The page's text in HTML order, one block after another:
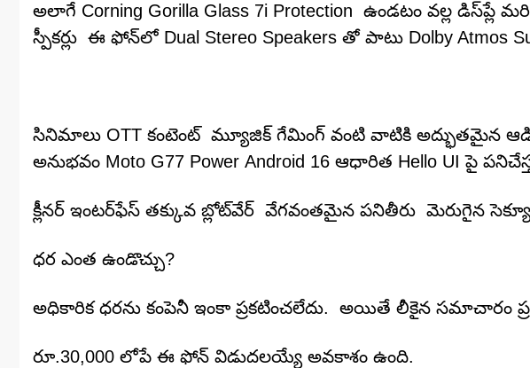
అలాగే Corning Gorilla Glass 7i Protection ఉండటం వల్ల డిస్‌ప్లే
స్పీకర్లు ఈ ఫోన్‌లో Dual Stereo Speakers తో పాటు Dolby Atmos
సినిమాలు OTT కంటెంట్ మ్యూజిక్ గేమింగ్ వంటి వాటికి అద్భుతమైన
అనుభవం Moto G77 Power Android 16 ఆధారిత Hello UI పై
క్లీనర్ ఇంటర్‌ఫేస్ తక్కువ బ్లోట్‌వేర్ వేగవంతమైన పనితీరు మెరుగైన
ధర ఎంత ఉండొచ్చు?
అధికారిక ధరను కంపెనీ ఇంకా ప్రకటించలేదు. అయితే లీకైన సమాచారం
రూ.30,000 లోపే ఈ ఫోన్ విడుదలయ్యే అవకాశం ఉంది.